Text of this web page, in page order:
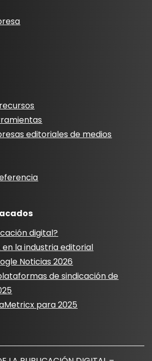
editoriales de medios
digital?
en la industria editorial
Noticias 2026
de sindicación de
para 2025